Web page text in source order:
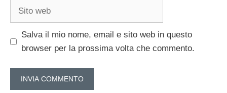
Sito
Salva il mio nome, email e sito web in questo
browser per la prossima volta che commento.